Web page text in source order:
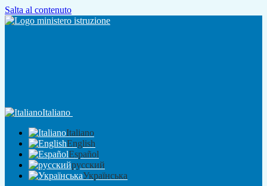
Salta al contenuto
Italiano
Italiano
English
Español
русский
Українська